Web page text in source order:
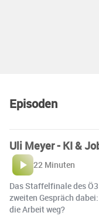
Episoden
Uli Meyer - KI &
22 Minuten
Das Staffelfinale des
zweiten Gespräch
die Arbeit weg?